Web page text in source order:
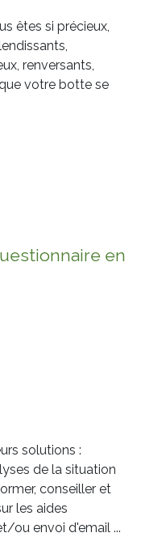
êtes si précieux,
renversants,
votre botte se
en
solutions :
de la situation
conseiller et
les aides
ou envoi d'email ...